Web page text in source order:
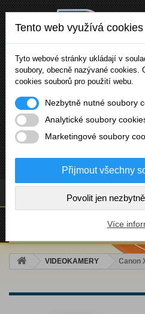
(prázdný)
VIDEOKAMERY Canon
Tento web využívá cookies
Tyto webové stránky ukládají v
soubory, obecně nazývané cookies.
cookies souborů pro použití webu.
Nezbytně nutné soubory
Analytické soubory
Marketingové soubory
Přijmout všechny
Povolit jen
Více